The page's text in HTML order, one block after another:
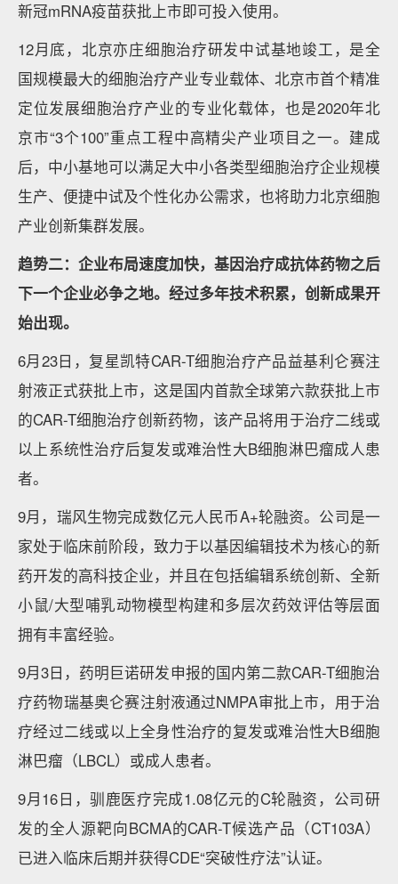
新冠mRNA疫苗获批上市即可投入使用。
12月底，北京亦庄细胞治疗研发中试基地竣工，是全
国规模最大的细胞治疗产业专业载体、北京市首个精准
定位发展细胞治疗产业的专业化载体，也是2020年北
京市“3个100”重点工程中高精尖产业项目之一。建成
后，中小基地可以满足大中小各类型细胞治疗企业规模
生产、便捷中试及个性化办公需求，也将助力北京细胞
产业创新集群发展。
趋势二：企业布局速度加快，基因治疗成抗体药物之后
下一个企业必争之地。经过多年技术积累，创新成果开
始出现。
6月23日，复星凯特CAR-T细胞治疗产品益基利仑赛注
射液正式获批上市，这是国内首款全球第六款获批上市
的CAR-T细胞治疗创新药物，该产品将用于治疗二线或
以上系统性治疗后复发或难治性大B细胞淋巴瘤成人患
者。
9月，瑞风生物完成数亿元人民币A+轮融资。公司是一
家处于临床前阶段，致力于以基因编辑技术为核心的新
药开发的高科技企业，并且在包括编辑系统创新、全新
小鼠/大型哺乳动物模型构建和多层次药效评估等层面
拥有丰富经验。
9月3日，药明巨诺研发申报的国内第二款CAR-T细胞治
疗药物瑞基奥仑赛注射液通过NMPA审批上市，用于治
疗经过二线或以上全身性治疗的复发或难治性大B细胞
淋巴瘤（LBCL）或成人患者。
9月16日，驯鹿医疗完成1.08亿元的C轮融资，公司研
发的全人源靶向BCMA的CAR-T候选产品（CT103A）
已进入临床后期并获得CDE“突破性疗法”认证。